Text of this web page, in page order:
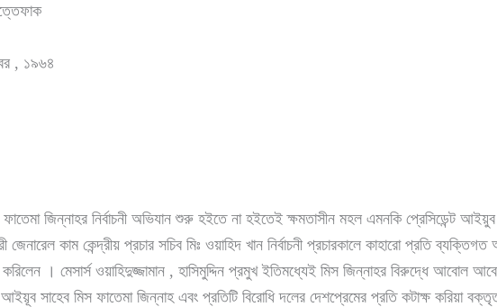
, ১৯৬৪
ফাতেমা জিন্নাহর নির্বাচনী অভিযান শুরু হইতে না হইতেই ক্ষমতাসীন মহল এমনকি প্রেসিডেন্ট
জেনারেল কাম কেন্দ্রীয় প্রচার সচিব মিঃ ওয়াহিদ খান নির্বাচনী প্রচারকালে কাহারো প্রতি
। মেসার্স ওয়াহিদুজ্জামান , হাসিমুদ্দিন প্রমুখ ইতিমধ্যেই মিস জিন্নাহর বিরুদ্ধে আবোল
সাহেব মিস ফাতেমা জিন্নাহ এবং প্রতিটি বিরোধি দলের দেশপ্রেমের প্রতি কটাক্ষ করিয়া